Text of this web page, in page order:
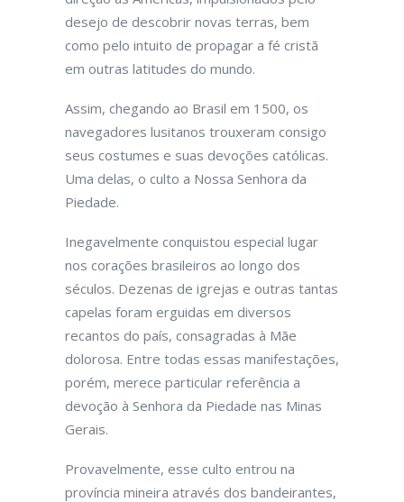
desejo de descobrir novas terras, bem
como pelo intuito de propagar a fé cristã
em outras latitudes do mundo.
Assim, chegando ao Brasil em 1500, os
navegadores lusitanos trouxeram consigo
seus costumes e suas devoções católicas.
Uma delas, o culto a Nossa Senhora da
Piedade.
Inegavelmente conquistou especial lugar
nos corações brasileiros ao longo dos
séculos. Dezenas de igrejas e outras tantas
capelas foram erguidas em diversos
recantos do país, consagradas à Mãe
dolorosa. Entre todas essas manifestações,
porém, merece particular referência a
devoção à Senhora da Piedade nas Minas
Gerais.
Provavelmente, esse culto entrou na
província mineira através dos bandeirantes,